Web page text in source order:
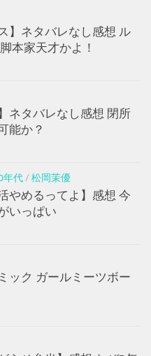
】ネタバレなし感想 ル
本家天才かよ！
ネタバレなし感想 閉所
能か？
年代/ 松岡茉優
やめるってよ】感想 今
いっぱい
ック ガールミーツボー